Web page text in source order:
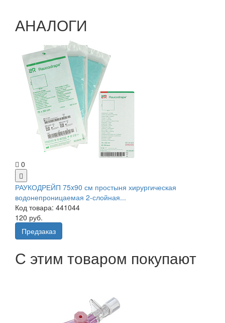
АНАЛОГИ
0
РАУКОДРЕЙП 75x90 см простыня хирургическая
водонепроницаемая 2-слойная...
Код товара: 441044
120 руб.
Предзаказ
С этим товаром покупают